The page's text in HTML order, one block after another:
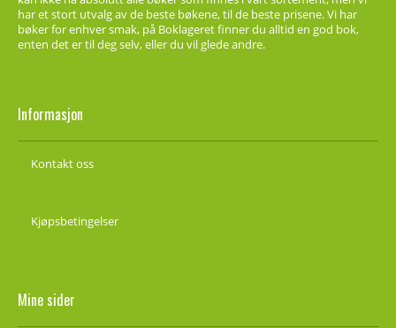
har et stort utvalg av de beste bøkene, til de beste prisene. Vi har
bøker for enhver smak, på Boklageret finner du alltid en god bok,
enten det er til deg selv, eller du vil glede andre.
Informasjon
Kontakt oss
Kjøpsbetingelser
Mine sider